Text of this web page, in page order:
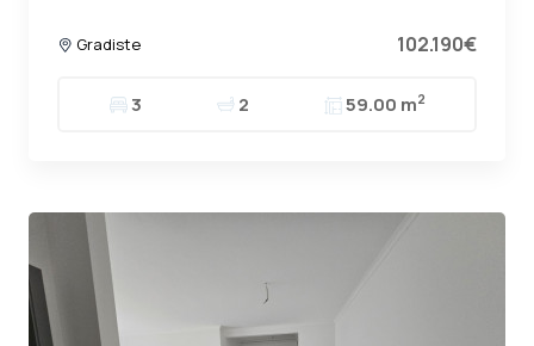
Gradiste 102.190€
3 2 59.00 m2